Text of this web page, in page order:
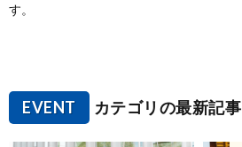
す。
EVENT カテゴリの最新記事